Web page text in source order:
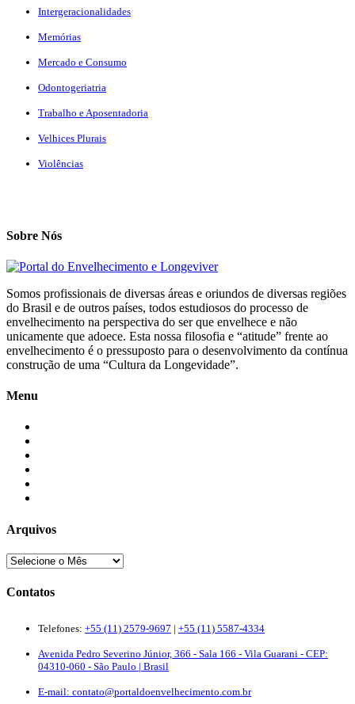
Intergeracionalidades
Memórias
Mercado e Consumo
Odontogeriatria
Trabalho e Aposentadoria
Velhices Plurais
Violências
Sobre Nós
Somos profissionais de diversas áreas e oriundos de diversas regiões
do Brasil e de outros países, todos estudiosos do processo de
envelhecimento na perspectiva do ser que envelhece e não
unicamente que adoece. Esta nossa filosofia e “atitude” frente ao
envelhecimento é o pressuposto para o desenvolvimento da contínua
construção de uma “Cultura da Longevidade”.
Menu
Arquivos
Contatos
Telefones: +55 (11) 2579-9697 | +55 (11) 5587-4334
Avenida Pedro Severino Júnior, 366 - Sala 166 - Vila Guarani - CEP:
04310-060 - São Paulo | Brasil
E-mail: contato@portaldoenvelhecimento.com.br